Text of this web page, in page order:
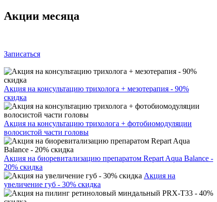
Акции месяца
Записаться
Акция на консультацию трихолога + мезотерапия - 90%
скидка
Акция на консультацию трихолога + фотобиомодуляции
волосистой части головы
Акция на биоревитализацию препаратом Repart Aqua Balance -
20% скидка
Акция на
увеличение губ - 30% скидка